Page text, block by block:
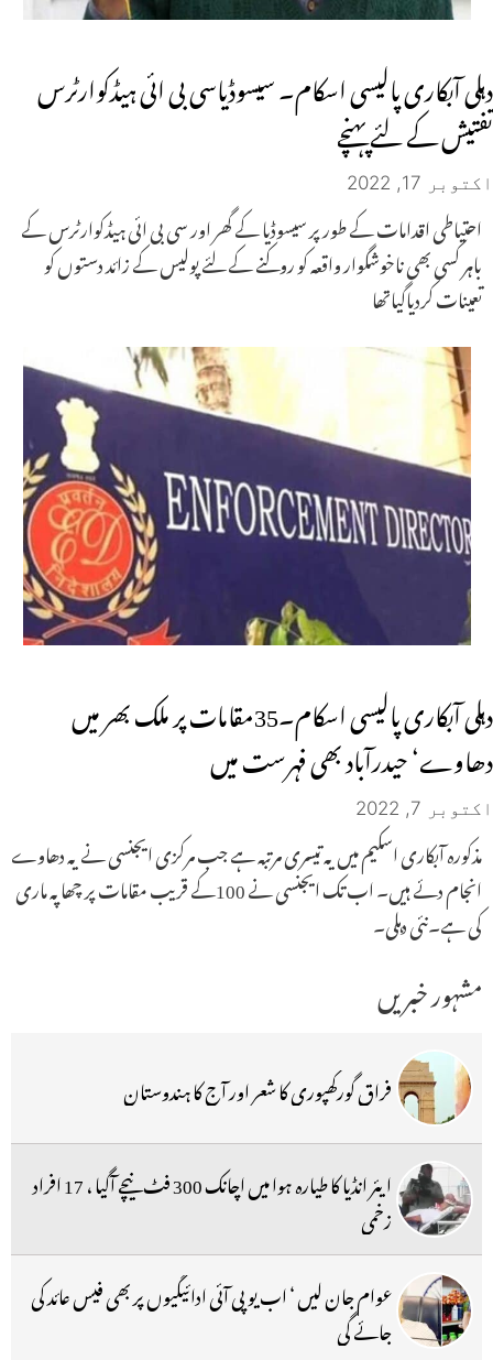
دہلی آبکاری پالیسی اسکام۔ سیسوڈیاسی بی ائی ہیڈکوارٹرس
تفتیش کے لئے پہنچے
اکتوبر 17, 2022
احتیاطی اقدامات کے طور پر سیسوڈیا کے گھر اور سی بی ائی ہیڈکوارٹرس کے
باہر کسی بھی ناخوشگوار واقعہ کو روکنے کے لئے پولیس کے زائد دستوں کو
تعینات کردیاگیاتھا
دہلی آبکاری پالیسی اسکام۔35مقامات پر ملک بھر میں
دھاوے‘ حیدرآباد بھی فہرست میں
اکتوبر 7, 2022
مذکورہ آبکاری اسکیم میں یہ تیسری مرتبہ ہے جب مرکزی ایجنسی نے یہ دھاوے
انجام دئے ہیں۔ اب تک ایجنسی نے 100کے قریب مقامات پر چھاپہ ماری
کی ہے۔نئی دہلی۔
مشہور خبریں
فراق گورکھپوری کا شعر اور آج کا ہندوستان
ایئر انڈیا کا طیارہ ہوا میں اچانک 300 فٹ نیچے آگیا ، 17 افراد
زخمی
عوام جان لیں ‘ اب یو پی آئی ادائیگیوں پر بھی فیس عائد کی
جائے گی